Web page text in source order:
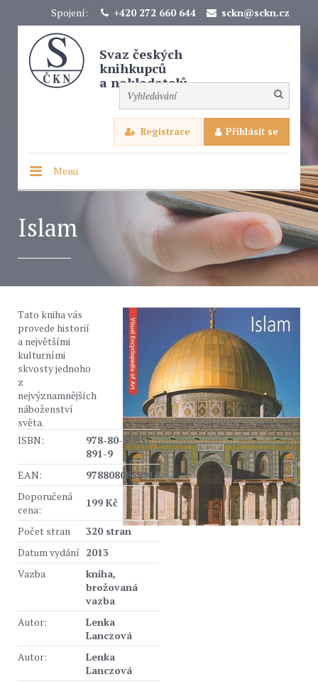
Spojení: +420 272 660 644 sckn@sckn.cz
Svaz českých
knihkupců
a nakladatelů
Registrace Přihlásit se
Menu
Islam
Tato kniha vás
provede historií
a největšími
kulturními
skvosty jednoho
z
nejvýznamnějších
náboženství
světa.
ISBN:
978-80-8085-
891-9
EAN:
9788080858919
Doporučená
cena:
199 Kč
Počet stran
320 stran
Datum vydání 2013
Vazba
kniha,
brožovaná
vazba
Autor:
Lenka
Lanczová
Autor:
Lenka
Lanczová